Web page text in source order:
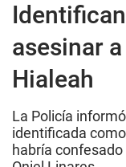
asesinar
Hialeah
La Policía
identificada
habría